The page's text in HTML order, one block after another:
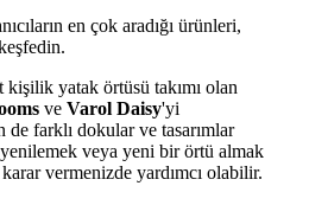
en çok aradığı ürünleri,
yatak örtüsü takımı olan
ve Varol Daisy'yi
de farklı dokular ve tasarımlar
veya yeni bir örtü almak
vermenizde yardımcı olabilir.